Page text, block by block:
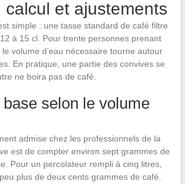
calcul et ajustements
simple : une tasse standard de café filtre
à 15 cl. Pour trente personnes prenant
volume d’eau nécessaire tourne autour
En pratique, une partie des convives se
ne boira pas de café.
selon le volume
admise chez les professionnels de la
est de compter environ sept grammes de
Pour un percolateur rempli à cinq litres,
plus de deux cents grammes de café.